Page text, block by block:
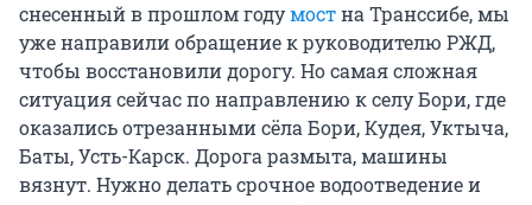
снесенный в прошлом годумостна Транссибе, мы
уже направили обращение к руководителю РЖД,
чтобы восстановили дорогу. Но самая сложная
ситуация сейчас по направлению к селу Бори, где
оказались отрезанными сёла Бори, Кудея, Уктыча,
Баты, Усть-Карск. Дорога размыта, машины
вязнут. Нужно делать срочное водоотведение и